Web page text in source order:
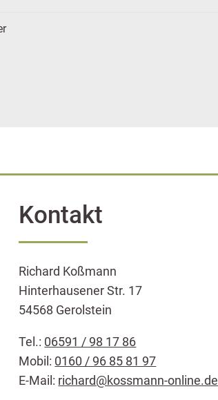
Kontakt
Richard Koßmann
Hinterhausener Str. 17
54568 Gerolstein
Tel.: 06591 / 98 17 86
Mobil: 0160 / 96 85 81 97
E-Mail: richard@kossmann-online.de